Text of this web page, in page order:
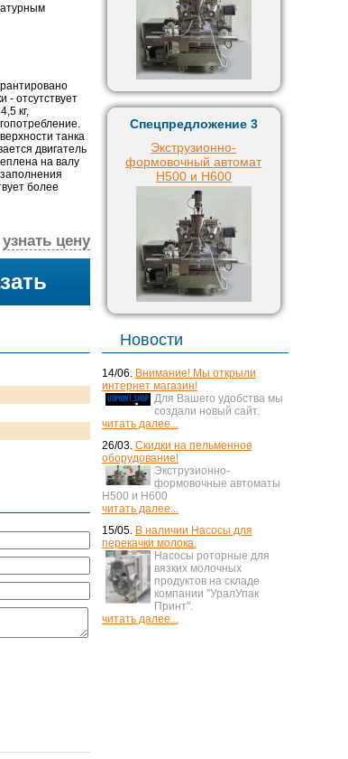
- отсутствует
кг,
танка
двигатель
на валу
более
узнать цену
Спецпредложение 3
Экструзионно-
формовочный автомат
H500 и H600
Новости
14/06. Внимание! Мы открыли
интернет магазин!
Для Вашего удобства мы
создали новый сайт.
читать далее...
26/03. Скидки на пельменное
оборудование!
Экструзионно-
формовочные автоматы
H500 и H600
читать далее...
15/05. В наличии Насосы для
перекачки молока.
Насосы роторные для
вязких молочных
продуктов на складе
компании "УралУпак
Принт".
читать далее...